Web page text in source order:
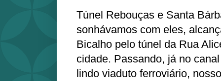
Túnel Rebouças e Santa
sonhávamos com eles,
Bicalho pelo túnel da Rua
cidade. Passando, já no
lindo viaduto ferroviário,